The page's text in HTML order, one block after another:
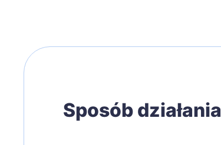
Sposób działania